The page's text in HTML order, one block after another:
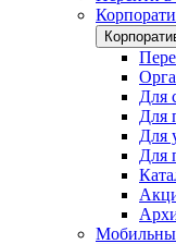
Для
Для
Для
Для